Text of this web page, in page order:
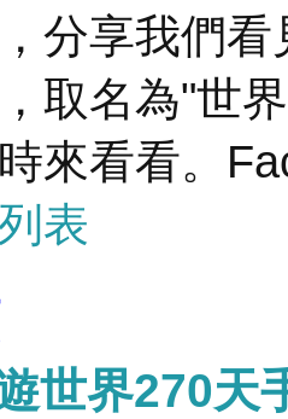
分享我們
取名為"世
來看看。
表
世界270天